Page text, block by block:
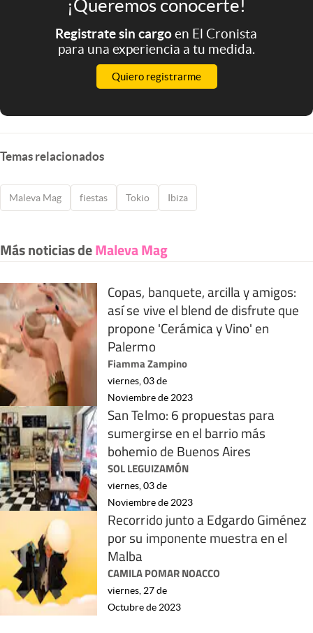
¡Queremos conocerte!
Registrate sin cargoen El Cronista
para una experiencia a tu medida.
Quiero registrarme
Temas relacionados
Maleva Mag fiestas Tokio Ibiza
Más noticias deMaleva Mag
Copas, banquete, arcilla y amigos:
así se vive el blend de disfrute que
propone 'Cerámica y Vino' en
Palermo
Fiamma Zampino
viernes, 03 de
Noviembre de 2023
San Telmo: 6 propuestas para
sumergirse en el barrio más
bohemio de Buenos Aires
SOL LEGUIZAMÓN
viernes, 03 de
Noviembre de 2023
Recorrido junto a Edgardo Giménez
por su imponente muestra en el
Malba
CAMILA POMAR NOACCO
viernes, 27 de
Octubre de 2023